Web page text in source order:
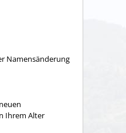
Namensänderung
Ihrem Alter